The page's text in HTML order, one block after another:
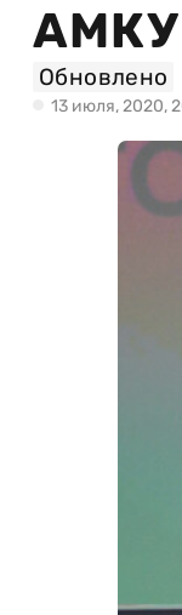
Обновлено
13 июля, 2020,